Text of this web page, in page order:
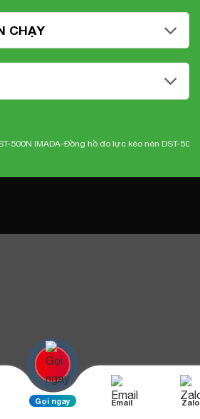
CHẠY
IMADA-Đồng hồ đo lực kéo nén DST-500N
Gọi ngay Email Zalo